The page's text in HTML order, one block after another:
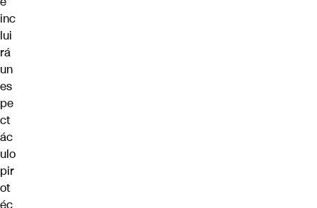
inc
lui
rá
un
es
pe
ct
ác
ulo
pir
ot
éc